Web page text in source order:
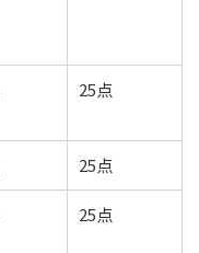
25点
25点
25点